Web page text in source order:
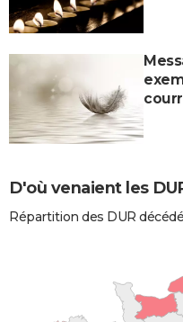
D'où venaient les
Répartition des DUR